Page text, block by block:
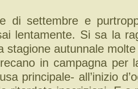
di settembre e
lentamente. Si sa la
stagione autunnale
in campagna per
principale- all’inizio